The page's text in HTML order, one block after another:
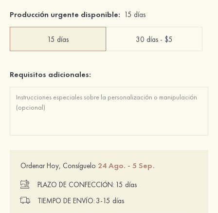
Producción urgente disponible: 15 días
15 días 30 días - $5
Requisitos adicionales:
Ordenar Hoy, Consíguelo 24 Ago. - 5 Sep.
PLAZO DE CONFECCIÓN: 15 días
TIEMPO DE ENVÍO: 3-15 días